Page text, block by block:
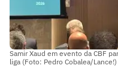
Samir Xaud em evento da CBF
liga (Foto: Pedro Cobalea/Lance!)